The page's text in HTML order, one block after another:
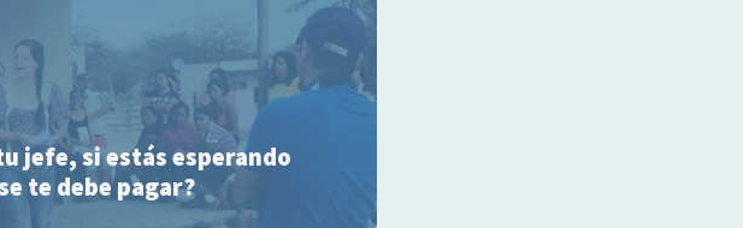
jefe, si estás esperando
te debe pagar?